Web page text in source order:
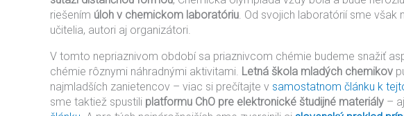
riešením úloh v chemickom laboratóriu . Od svojich laboratórií sme
učitelia, autori aj organizátori.
V tomto nepriaznivom období sa priaznivcom chémie budeme snažiť
chémie rôznymi náhradnými aktivitami. Letná škola mladých chemikov
najmladších zanietencov – viac si prečítajte v samostatnom článku k
sme taktiež spustili platformu ChO pre elektronické študijné materiály –